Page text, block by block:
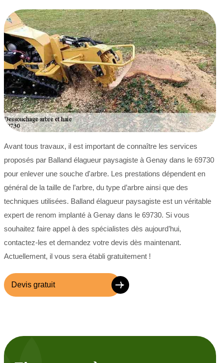
Avant tous travaux, il est important de connaître les services
proposés par Balland élagueur paysagiste à Genay dans le 69730
pour enlever une souche d'arbre. Les prestations dépendent en
général de la taille de l’arbre, du type d’arbre ainsi que des
techniques utilisées. Balland élagueur paysagiste est un véritable
expert de renom implanté à Genay dans le 69730. Si vous
souhaitez faire appel à des spécialistes dès aujourd’hui,
contactez-les et demandez votre devis dès maintenant.
Actuellement, il vous sera établi gratuitement !
Devis gratuit